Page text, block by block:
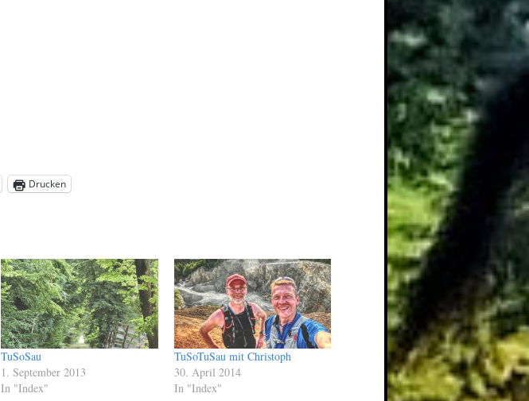
Drucken
TuSoSau
1. September 2013
In "Index"
TuSoTuSau mit Christoph
30. April 2014
In "Index"